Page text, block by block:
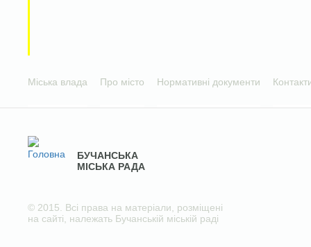
Міська влада Про місто Нормативні документи
БУЧАНСЬКА
МІСЬКА РАДА
© 2015. Всі права на матеріали, розміщені
на сайті, належать Бучанській міській раді